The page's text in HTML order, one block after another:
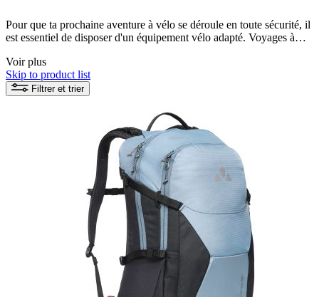
Pour que ta prochaine aventure à vélo se déroule en toute sécurité, il
est essentiel de disposer d'un équipement vélo adapté. Voyages à
est longue. Dans la boutique VAUDE, tu trouveras des équipements
de vélo produits de manière durable et équitable, allant de la sacoche
et du sac à dos de vélo aux accessoires de vélo utiles.
Voir plus
Skip to product list
Filtrer et trier